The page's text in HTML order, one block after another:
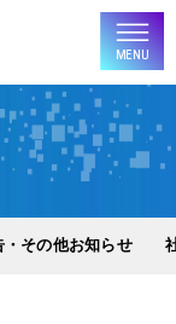
・その他お知らせ
MENU